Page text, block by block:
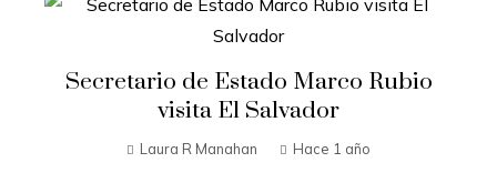
Secretario de Estado Marco Rubio
visita El Salvador
Laura R Manahan Hace 1 año